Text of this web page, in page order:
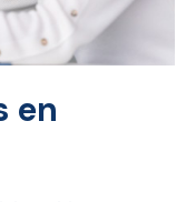
en